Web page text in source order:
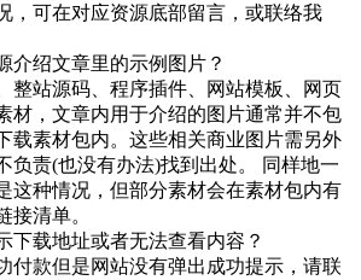
，可在对应资源底部留言，或联络我
介绍文章里的示例图片？
整站源码、程序插件、网站模板、网页
材，文章内用于介绍的图片通常并不包
载素材包内。这些相关商业图片需另外
负责(也没有办法)找到出处。 同样地一
这种情况，但部分素材会在素材包内有
接清单。
下载地址或者无法查看内容？
付款但是网站没有弹出成功提示，请联